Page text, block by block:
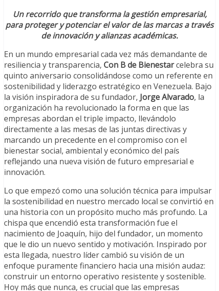
Un recorrido que transforma la gestión empresarial,
para proteger y potenciar el valor de las marcas a través
de innovación y alianzas académicas.
En un mundo empresarial cada vez más demandante de
resiliencia y transparencia, Con B de Bienestarcelebra su
quinto aniversario consolidándose como un referente en
sostenibilidad y liderazgo estratégico en Venezuela. Bajo
la visión inspiradora de su fundador, Jorge Alvarado, la
organización ha revolucionado la forma en que las
empresas abordan el triple impacto, llevándolo
directamente a las mesas de las juntas directivas y
marcando un precedente en el compromiso con el
bienestar social, ambiental y económico del país
reflejando una nueva visión de futuro empresarial e
innovación.
Lo que empezó como una solución técnica para impulsar
la sostenibilidad en nuestro mercado local se convirtió en
una historia con un propósito mucho más profundo. La
chispa que encendió esta transformación fue el
nacimiento de Joaquín, hijo del fundador, un momento
que le dio un nuevo sentido y motivación. Inspirado por
esta llegada, nuestro líder cambió su visión de un
enfoque puramente financiero hacia una misión audaz:
construir un entorno operativo resistente y sostenible.
Hoy más que nunca, es crucial que las empresas